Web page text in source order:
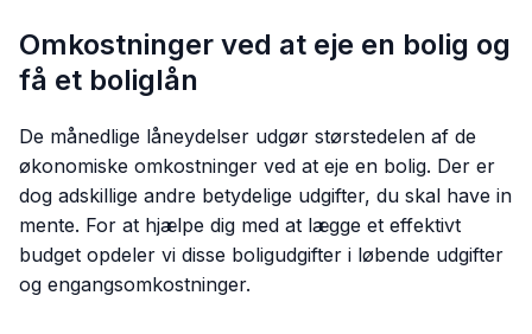
Omkostninger ved at eje en bolig og
få et boliglån
De månedlige låneydelser udgør størstedelen af de
økonomiske omkostninger ved at eje en bolig. Der er
dog adskillige andre betydelige udgifter, du skal have in
mente. For at hjælpe dig med at lægge et effektivt
budget opdeler vi disse boligudgifter i løbende udgifter
og engangsomkostninger.